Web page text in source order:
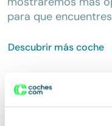
para que
Descubrir máscoche